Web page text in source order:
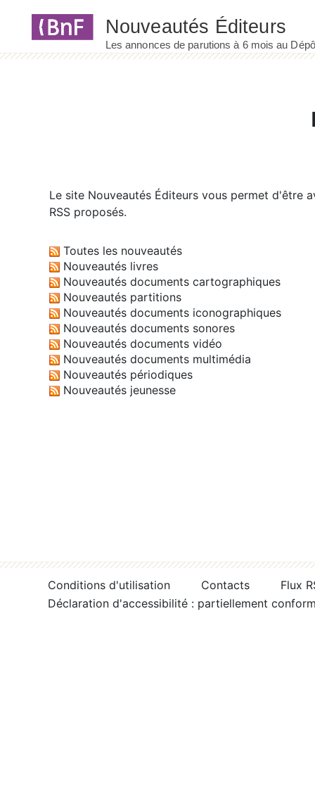
Le site Nouveautés Éditeurs vous permet d'être
RSS proposés.
Toutes les nouveautés
Nouveautés livres
Nouveautés documents cartographiques
Nouveautés partitions
Nouveautés documents iconographiques
Nouveautés documents sonores
Nouveautés documents vidéo
Nouveautés documents multimédia
Nouveautés périodiques
Nouveautés jeunesse
Conditions d'utilisation Contacts
Flux
Déclaration d'accessibilité : partiellement